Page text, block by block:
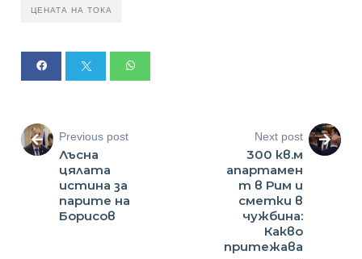
ЦЕНАТА НА ТОКА
Previous post
Лъсна
цялата
истина за
парите на
Борисов
Next post
300 кв.м
апартамен
т в Рим и
сметки в
чужбина:
Какво
притежава